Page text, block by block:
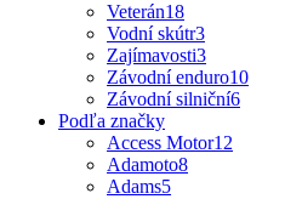
Veterán18
Vodní skútr3
Zajímavosti3
Závodní enduro10
Závodní silniční6
Podľa značky
Access Motor12
Adamoto8
Adams5